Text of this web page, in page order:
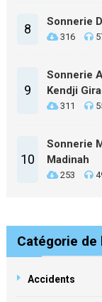
8 Sonnerie
316
9
Sonnerie
Kendji
311
10
Sonnerie
Madinah
253
Catégorie de
Accidents